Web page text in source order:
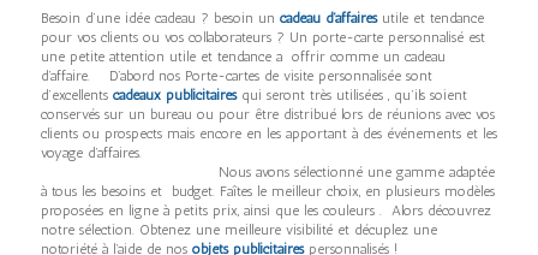
Besoin d’une idée cadeau ? besoin un cadeau d’affairesutile et tendance
pour vos clients ou vos collaborateurs ? Un porte-carte personnalisé est
une petite attention utile et tendance a offrir comme un cadeau
d’affaire. D’abord nos Porte-cartes de visite personnalisée sont
d’excellents cadeaux publicitairesqui seront très utilisées , qu’ils soient
conservés sur un bureau ou pour être distribué lors de réunions avec vos
clients ou prospects mais encore en les apportant à des événements et les
voyage d’affaires.
Nous avons sélectionné une gamme adaptée
à tous les besoins et budget. Faîtes le meilleur choix, en plusieurs modèles
proposées en ligne à petits prix, ainsi que les couleurs . Alors découvrez
notre sélection. Obtenez une meilleure visibilité et décuplez une
notoriété à l’aide de nos objets publicitairespersonnalisés !